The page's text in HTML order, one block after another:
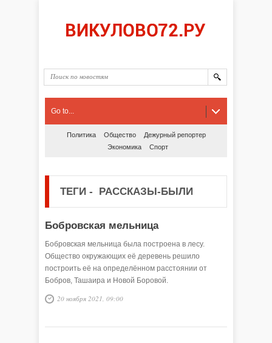
Go to...
Политика Общество
Дежурный репортер
Экономика
Спорт
ТЕГИ - РАССКАЗЫ-БЫЛИ
Бобровская мельница
Бобровская мельница была построена в лесу.
Общество окружающих её деревень решило
построить её на определённом расстоянии от
Бобров, Ташаира и Новой Боровой.
20 ноября 2021, 09:00